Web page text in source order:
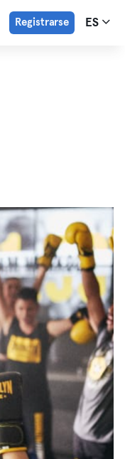
Registrarse ES